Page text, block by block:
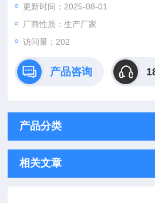
研平台与十年深耕经验，推出"机制研
为科研工作者提供从理论创新到数据落
更新时间：2025-08-01
厂商性质：生产厂家
访问量：202
产品咨询
产品分类
相关文章